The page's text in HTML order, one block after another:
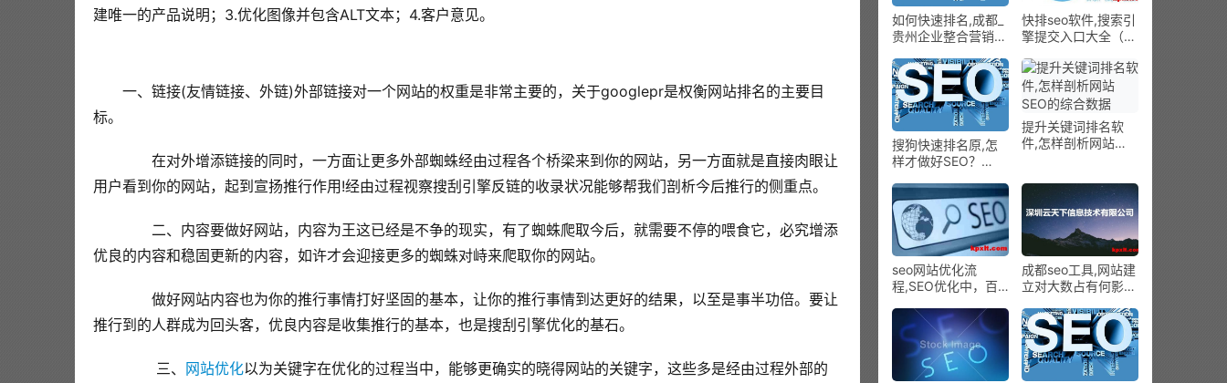
建唯一的产品说明；3.优化图像并包含ALT文本；4.客户意见。
一、链接(友情链接、外链)外部链接对一个网站的权重是非常主要的，关于googlepr是权衡网站排名的主要目
标。
在对外增添链接的同时，一方面让更多外部蜘蛛经由过程各个桥梁来到你的网站，另一方面就是直接肉眼让
用户看到你的网站，起到宣扬推行作用!经由过程视察搜刮引擎反链的收录状况能够帮我们剖析今后推行的侧重点。
二、内容要做好网站，内容为王这已经是不争的现实，有了蜘蛛爬取今后，就需要不停的喂食它，必究增添
优良的内容和稳固更新的内容，如许才会迎接更多的蜘蛛对峙来爬取你的网站。
做好网站内容也为你的推行事情打好坚固的基本，让你的推行事情到达更好的结果，以至是事半功倍。要让
推行到的人群成为回头客，优良内容是收集推行的基本，也是搜刮引擎优化的基石。
三、 网站优化以为关键字在优化的过程当中，能够更确实的晓得网站的关键字，这些多是经由过程外部的
如何快速排名,成都_
贵州企业整合营销计
快排seo软件,搜索引
擎提交入口大全（亲
搜狗快速排名原,怎
样才做好SEO？
提升关键词排名软
件,怎样剖析网站
seo网站优化流
程,SEO优化中，百
的主域名怎么办
成都seo工具,网站建
立对大数占有何影